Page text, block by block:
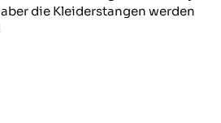
die Kleiderstangen werden